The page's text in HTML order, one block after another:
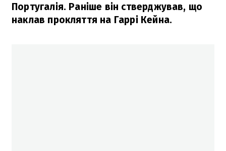
Португалія. Раніше він стверджував, що
наклав прокляття на Гаррі Кейна.